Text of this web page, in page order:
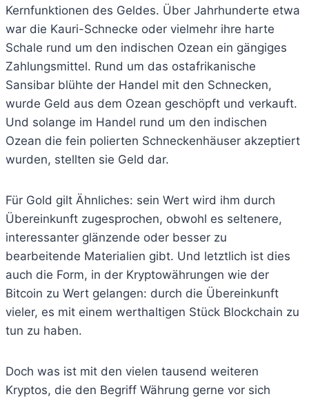
Kernfunktionen des Geldes. Über Jahrhunderte etwa
war die Kauri-Schnecke oder vielmehr ihre harte
Schale rund um den indischen Ozean ein gängiges
Zahlungsmittel. Rund um das ostafrikanische
Sansibar blühte der Handel mit den Schnecken,
wurde Geld aus dem Ozean geschöpft und verkauft.
Und solange im Handel rund um den indischen
Ozean die fein polierten Schneckenhäuser akzeptiert
wurden, stellten sie Geld dar.
Für Gold gilt Ähnliches: sein Wert wird ihm durch
Übereinkunft zugesprochen, obwohl es seltenere,
interessanter glänzende oder besser zu
bearbeitende Materialien gibt. Und letztlich ist dies
auch die Form, in der Kryptowährungen wie der
Bitcoin zu Wert gelangen: durch die Übereinkunft
vieler, es mit einem werthaltigen Stück Blockchain zu
tun zu haben.
Doch was ist mit den vielen tausend weiteren
Kryptos, die den Begriff Währung gerne vor sich